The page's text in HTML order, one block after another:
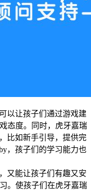
以让孩子们通过游戏建
态度。同时，虎牙嘉瑞
比如新手引导，提供完
，孩子们的学习能力也
又能让孩子们有趣又安
。使孩子们在虎牙嘉瑞